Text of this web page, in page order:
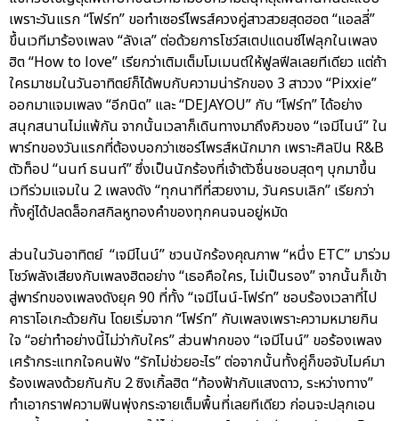
เพราะวันแรก “โฟร์ท” ขอทำเซอร์ไพรส์ควงคู่สาวสวยสุดฮอต “แอลลี่”
ขึ้นเวทีมาร้องเพลง “ลังเล” ต่อด้วยการโชว์สเตปแดนซ์ไฟลุกในเพลง
ฮิต “How to love” เรียกว่าเติมเต็มโมเมนต์ให้ฟูลฟีลเลยทีเดียว แต่ถ้า
ใครมาชมในวันอาทิตย์ก็ได้พบกับความน่ารักของ 3 สาววง “Pixxie”
ออกมาแจมเพลง “อีกนิด” และ “DEJAYOU” กับ “โฟร์ท” ได้อย่าง
สนุกสนานไม่แพ้กัน จากนั้นเวลาก็เดินทางมาถึงคิวของ “เจมีไนน์” ใน
พาร์ทของวันแรกที่ต้องบอกว่าเซอร์ไพรส์หนักมาก เพราะศิลปิน R&B
ตัวท็อป “นนท์ ธนนท์” ซึ่งเป็นนักร้องที่เจ้าตัวชื่นชอบสุดๆ บุกมาขึ้น
เวทีร่วมแจมใน 2 เพลงดัง “ทุกนาทีที่สวยงาม, วันครบเลิก” เรียกว่า
ทั้งคู่ได้ปลดล็อกสกิลหูทองคำของทุกคนจนอยู่หมัด
ส่วนในวันอาทิตย์ “เจมีไนน์” ชวนนักร้องคุณภาพ “หนึ่ง ETC” มาร่วม
โชว์พลังเสียงกับเพลงฮิตอย่าง “เธอคือใคร, ไม่เป็นรอง” จากนั้นก็เข้า
สู่พาร์ทของเพลงดังยุค 90 ที่ทั้ง “เจมีไนน์-โฟร์ท” ชอบร้องเวลาที่ไป
คาราโอเกะด้วยกัน โดยเริ่มจาก “โฟร์ท” กับเพลงเพราะความหมายกิน
ใจ “อย่าทำอย่างนี้ไม่ว่ากับใคร” ส่วนฟากของ “เจมีไนน์” ขอร้องเพลง
เศร้ากระแทกใจคนฟัง “รักไม่ช่วยอะไร” ต่อจากนั้นทั้งคู่ก็ขอจับไมค์มา
ร้องเพลงด้วยกันกับ 2 ซิงเกิ้ลฮิต “ท้องฟ้ากับแสงดาว, ระหว่างทาง”
ทำเอากราฟความฟินพุ่งกระจายเต็มพื้นที่เลยทีเดียว ก่อนจะปลุกเอน